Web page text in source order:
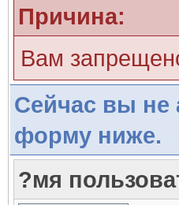
Причина:
Вам
Сейчас вы не
форму ниже.
?мя